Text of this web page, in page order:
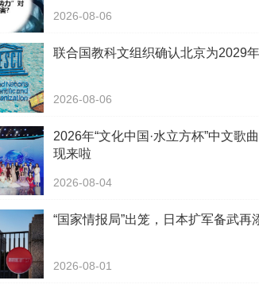
2026-08-06
联合国教科文组织确认北京为2029
2026-08-06
2026年“文化中国·水立方杯”中文歌
现来啦
2026-08-04
“国家情报局”出笼，日本扩军备武再
2026-08-01